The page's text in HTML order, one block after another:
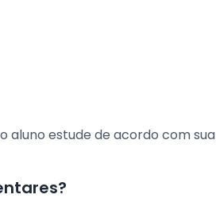
aluno estude de acordo com sua